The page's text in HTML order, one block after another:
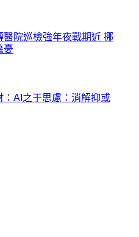
院巡檢強年夜戰期近 挪
憂
：AI之于思慮：消解抑或